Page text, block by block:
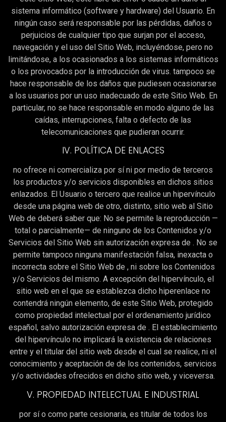
sistema informático (software y hardware) del Usuario. En
ningún caso será responsable por las pérdidas, daños o
perjuicios de cualquier tipo que surjan por el acceso,
navegación y el uso del Sitio Web, incluyéndose, pero no
limitándose, a los ocasionados a los sistemas informáticos
o los provocados por la introducción de virus. tampoco se
hace responsable de los daños que pudiesen ocasionarse
a los usuarios por un uso inadecuado de este Sitio Web. En
particular, no se hace responsable en modo alguno de las
caídas, interrupciones, falta o defecto de las
telecomunicaciones que pudieran ocurrir.
IV. POLÍTICA DE ENLACES
no ofrece ni comercializa por sí ni por medio de terceros
los productos y/o servicios disponibles en dichos sitios
enlazados. El Usuario o tercero que realice un hipervínculo
desde una página web de otro, distinto, sitio web al Sitio
Web de deberá saber que: No se permite la reproducción —
total o parcialmente— de ninguno de los Contenidos y/o
Servicios del Sitio Web sin autorización expresa de . No se
permite tampoco ninguna manifestación falsa, inexacta o
incorrecta sobre el Sitio Web de , ni sobre los Contenidos
y/o Servicios del mismo. A excepción del hipervínculo, el
sitio web en el que se establezca dicho hiperenlace no
contendrá ningún elemento, de este Sitio Web, protegido
como propiedad intelectual por el ordenamiento jurídico
español, salvo autorización expresa de . El establecimiento
del hipervínculo no implicará la existencia de relaciones
entre y el titular del sitio web desde el cual se realice, ni el
conocimiento y aceptación de de los contenidos, servicios
y/o actividades ofrecidos en dicho sitio web, y viceversa.
V. PROPIEDAD INTELECTUAL E INDUSTRIAL
por sí o como parte cesionaria, es titular de todos los